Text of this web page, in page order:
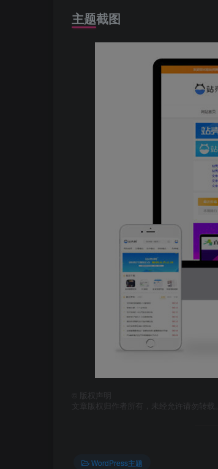
主题截图
版权声明
文章版权归作者所有，未经允许请勿转载。
WordPress主题